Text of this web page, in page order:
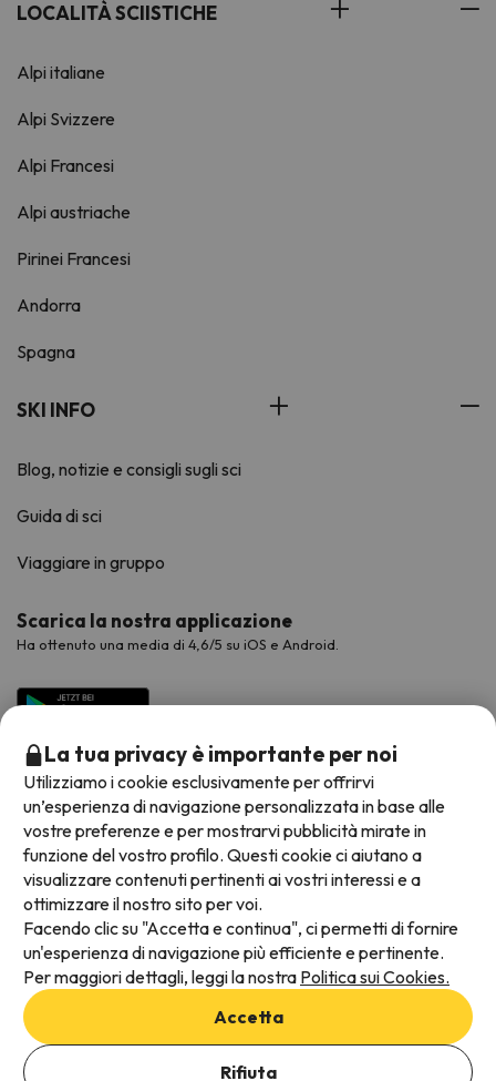
Aggiungi date per verificare la disponibilità
LOCALITÀ SCIISTICHE
Alpi italiane
Alpi Svizzere
Alpi Francesi
Alpi austriache
Pirinei Francesi
Andorra
Spagna
SKI INFO
Blog, notizie e consigli sugli sci
Guida di sci
Viaggiare in gruppo
Scarica la nostra applicazione
Ha ottenuto una media di 4,6/5 su iOS e Android.
Metodi di pagamento disponibili
Termini e condizioni generali
Protezione dei dati
Informativa sui cookie
La tua privacy è importante per noi
Utilizziamo i cookie esclusivamente per offrirvi
un’esperienza di navigazione personalizzata in base alle
vostre preferenze e per mostrarvi pubblicità mirate in
funzione del vostro profilo. Questi cookie ci aiutano a
visualizzare contenuti pertinenti ai vostri interessi e a
ottimizzare il nostro sito per voi.
Facendo clic su "Accetta e continua", ci permetti di fornire
un'esperienza di navigazione più efficiente e pertinente.
Per maggiori dettagli, leggi la nostra Politica sui Cookies.
Accetta
Rifiuta